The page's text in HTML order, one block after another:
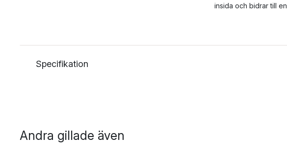
insida och bidrar till
Specifikation
Andra gillade även